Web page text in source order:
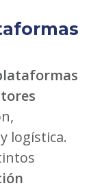
logística.